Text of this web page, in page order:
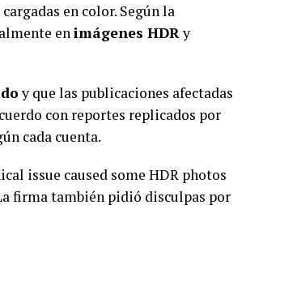
en color. Según la
enimágenes HDRy
y que las publicaciones afectadas
con reportes replicados por
cada cuenta.
issue caused some HDR photos
firma también pidió disculpas por